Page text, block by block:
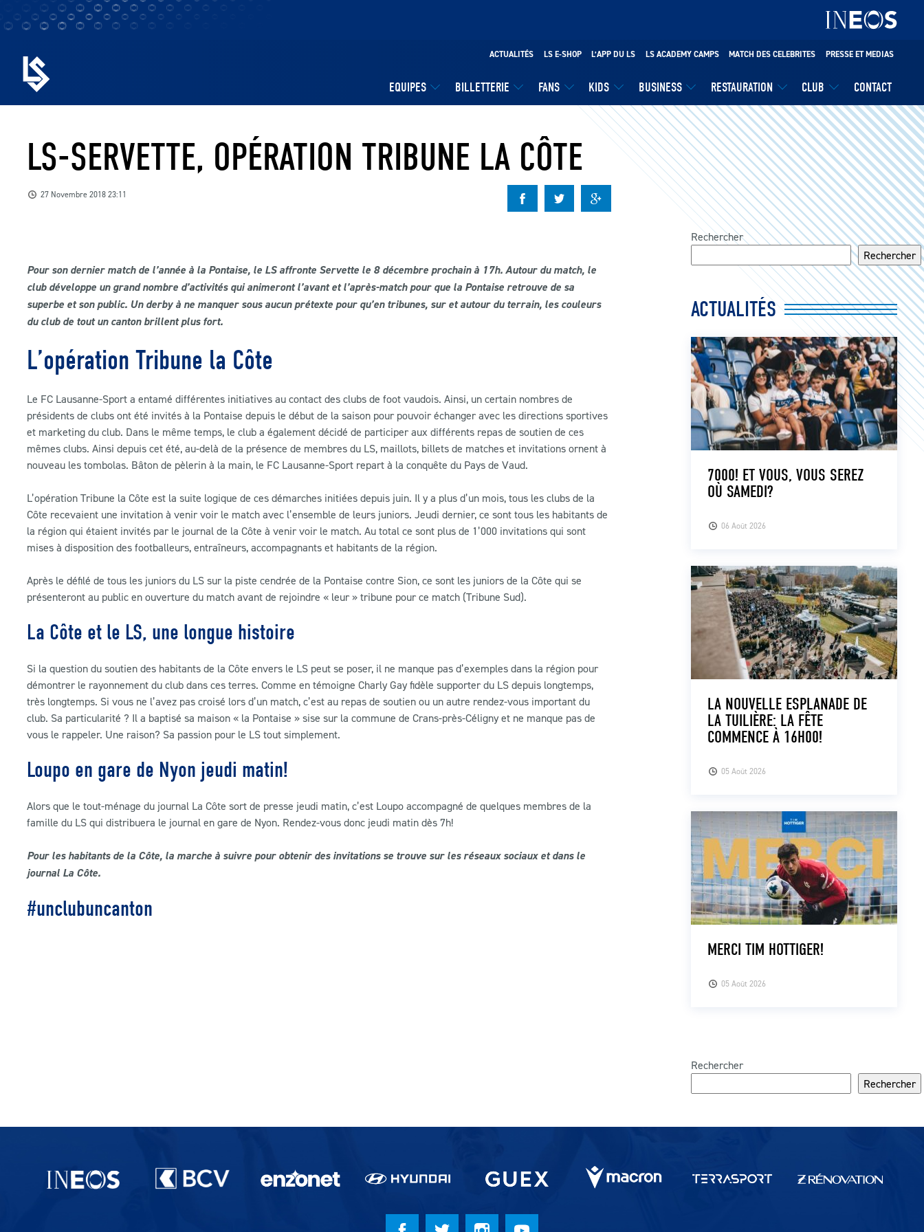
EQUIPES BILLETTERIE FANS KIDS BUSINESS RESTAURATION CLUB CONTACT
ACTUALITÉS LS E-SHOP L’APP DU LS LS ACADEMY CAMPS MATCH DES CELEBRITES PRESSE ET MEDIAS
LS-SERVETTE, OPÉRATION TRIBUNE LA CÔTE
27 Novembre 2018 23:11
Pour son dernier match de l’année à la Pontaise, le LS affronte Servette le 8 décembre prochain à 17h. Autour du match, le
club développe un grand nombre d’activités qui animeront l’avant et l’après-match pour que la Pontaise retrouve de sa
superbe et son public. Un derby à ne manquer sous aucun prétexte pour qu’en tribunes, sur et autour du terrain, les couleurs
du club de tout un canton brillent plus fort.
L’opération Tribune la Côte
Le FC Lausanne-Sport a entamé différentes initiatives au contact des clubs de foot vaudois. Ainsi, un certain nombres de
présidents de clubs ont été invités à la Pontaise depuis le début de la saison pour pouvoir échanger avec les directions sportives
et marketing du club. Dans le même temps, le club a également décidé de participer aux différents repas de soutien de ces
mêmes clubs. Ainsi depuis cet été, au-delà de la présence de membres du LS, maillots, billets de matches et invitations ornent à
nouveau les tombolas. Bâton de pèlerin à la main, le FC Lausanne-Sport repart à la conquête du Pays de Vaud.
L’opération Tribune la Côte est la suite logique de ces démarches initiées depuis juin. Il y a plus d’un mois, tous les clubs de la
Côte recevaient une invitation à venir voir le match avec l’ensemble de leurs juniors. Jeudi dernier, ce sont tous les habitants de
la région qui étaient invités par le journal de la Côte à venir voir le match. Au total ce sont plus de 1’000 invitations qui sont
mises à disposition des footballeurs, entraîneurs, accompagnants et habitants de la région.
Après le défilé de tous les juniors du LS sur la piste cendrée de la Pontaise contre Sion, ce sont les juniors de la Côte qui se
présenteront au public en ouverture du match avant de rejoindre « leur » tribune pour ce match (Tribune Sud).
La Côte et le LS, une longue histoire
Si la question du soutien des habitants de la Côte envers le LS peut se poser, il ne manque pas d’exemples dans la région pour
démontrer le rayonnement du club dans ces terres. Comme en témoigne Charly Gay fidèle supporter du LS depuis longtemps,
très longtemps. Si vous ne l’avez pas croisé lors d’un match, c’est au repas de soutien ou un autre rendez-vous important du
club. Sa particularité ? Il a baptisé sa maison « la Pontaise » sise sur la commune de Crans-près-Céligny et ne manque pas de
vous le rappeler. Une raison? Sa passion pour le LS tout simplement.
Loupo en gare de Nyon jeudi matin!
Alors que le tout-ménage du journal La Côte sort de presse jeudi matin, c’est Loupo accompagné de quelques membres de la
famille du LS qui distribuera le journal en gare de Nyon. Rendez-vous donc jeudi matin dès 7h!
Pour les habitants de la Côte, la marche à suivre pour obtenir des invitations se trouve sur les réseaux sociaux et dans le
journal La Côte.
#unclubuncanton
Rechercher
Rechercher
ACTUALITÉS
06 Août 2026
7000! ET VOUS, VOUS SEREZ
OÙ SAMEDI?
05 Août 2026
LA NOUVELLE ESPLANADE DE
LA TUILIÈRE: LA FÊTE
COMMENCE À 16H00!
05 Août 2026
MERCI TIM HOTTIGER!
Rechercher
Rechercher
Partenaires du lausanne-Sport